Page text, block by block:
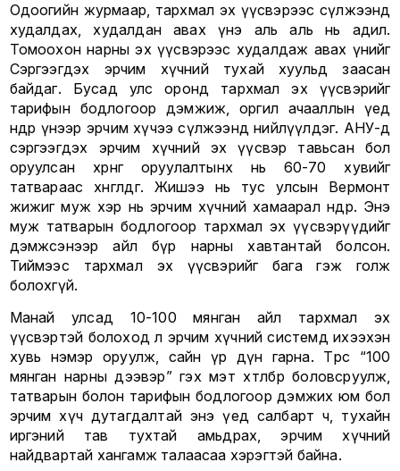
Одоогийн журмаар, тархмал эх үүсвэрээс сүлжээнд
худалдах, худалдан авах үнэ аль аль нь адил.
Томоохон нарны эх үүсвэрээс худалдаж авах үнийг
Сэргээгдэх эрчим хүчний тухай хуульд заасан
байдаг. Бусад улс оронд тархмал эх үүсвэрийг
тарифын бодлогоор дэмжиж, оргил ачааллын үед
өндөр үнээр эрчим хүчээ сүлжээнд нийлүүлдэг. АНУ-д
сэргээгдэх эрчим хүчний эх үүсвэр тавьсан бол
оруулсан хөрөнгө оруулалтынх нь 60-70 хувийг
татвараас хөнгөлдөг. Жишээ нь тус улсын Вермонт
жижиг муж хэр нь эрчим хүчний хамаарал өндөр. Энэ
муж татварын бодлогоор тархмал эх үүсвэрүүдийг
дэмжсэнээр айл бүр нарны хавтантай болсон.
Тиймээс тархмал эх үүсвэрийг бага гэж голж
болохгүй.
Манай улсад 10-100 мянган айл тархмал эх
үүсвэртэй болоход л эрчим хүчний системд ихээхэн
хувь нэмэр оруулж, сайн үр дүн гарна. Төрөөс “100
мянган нарны дээвэр” гэх мэт хөтөлбөр боловсруулж,
татварын болон тарифын бодлогоор дэмжих юм бол
эрчим хүч дутагдалтай энэ үед салбарт ч, тухайн
иргэний тав тухтай амьдрах, эрчим хүчний
найдвартай хангамж талаасаа хэрэгтэй байна.